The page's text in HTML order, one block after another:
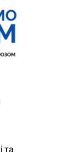
та